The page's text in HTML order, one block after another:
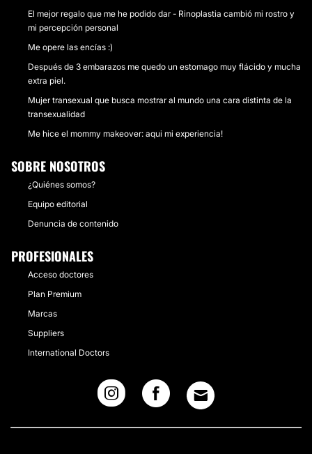
El mejor regalo que me he podido dar - Rinoplastia cambió mi rostro y
mi percepción personal
Me opere las encías :)
Después de 3 embarazos me quedo un estomago muy flácido y mucha
extra piel.
Mujer transexual que busca mostrar al mundo una cara distinta de la
transexualidad
Me hice el mommy makeover: aqui mi experiencia!
SOBRE NOSOTROS
¿Quiénes somos?
Equipo editorial
Denuncia de contenido
PROFESIONALES
Acceso doctores
Plan Premium
Marcas
Suppliers
International Doctors